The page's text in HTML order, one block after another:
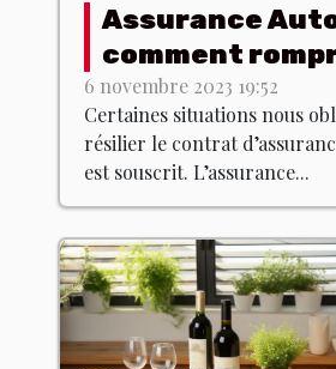
Assurance
comment
contrat dans les
normes ?
6 novembre 2023 19:52
Certaines situations nous
résilier le contrat
est souscrit. L’assurance...